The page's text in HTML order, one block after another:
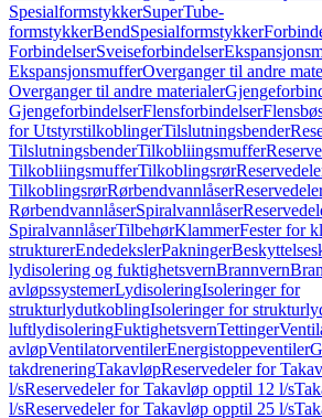
SpesialformstykkerSuperTube-
formstykkerBendSpesialformstykker
ForbindelserSveiseforbindelser
EkspansjonsmufferOverganger til andre
Overganger til andre materialer
GjengeforbindelserFlensforbindelser
for UtstyrstilkoblingerTilslutningsbender
TilslutningsbenderTilkobliingsmuffer
TilkobliingsmufferTilkoblingsrør
TilkoblingsrørRørbendvannlåser
RørbendvannlåserSpiralvannlåser
SpiralvannlåserTilbehørKlammerFester for
strukturerEndedekslerPakninger
lydisolering og fuktighetsvernBrannvern
avløpssystemerLydisoleringIsoleringer for
strukturlydutkoblingIsoleringer for
luftlydisoleringFuktighetsvernTettinger
avløpVentilatorventilerEnergistoppeventiler
takdreneringTakavløpReservedeler for
l/sReservedeler for Takavløp opptil 12 l/s
l/sReservedeler for Takavløp opptil 25 l/s